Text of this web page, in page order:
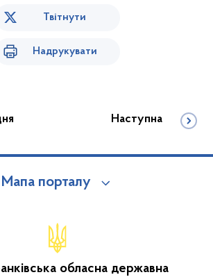
Твітнути
Надрукувати
Наступна
Мапа порталу
обласна державна